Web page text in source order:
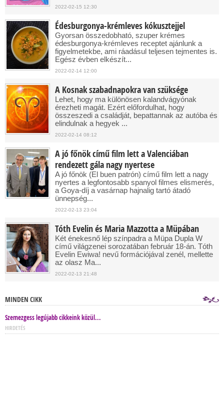
2022-02-15 12:30
Édesburgonya-krémleves kókusztejjel
Gyorsan összedobható, szuper krémes
édesburgonya-krémleves receptet ajánlunk a
figyelmetekbe, ami ráadásul teljesen tejmentes is.
Egész évben elkészít...
2022-02-14 12:00
A Kosnak szabadnapokra van szüksége
Lehet, hogy ma különösen kalandvágyónak
érezheti magát. Ezért előfordulhat, hogy
összeszedi a családját, bepattannak az autóba és
elindulnak a hegyek ...
2022-02-14 08:12
A jó főnök című film lett a Valenciában
rendezett gála nagy nyertese
A jó főnök (El buen patrón) című film lett a nagy
nyertes a legfontosabb spanyol filmes elismerés,
a Goya-díj a vasárnap hajnalig tartó átadó
ünnepség...
2022-02-13 23:04
Tóth Evelin és Maria Mazzotta a Müpában
Két énekesnő lép színpadra a Müpa Dupla W
című világzenei sorozatában február 18-án. Tóth
Evelin Ewiwa! nevű formációjával zenél, mellette
az olasz Ma...
2022-02-13 21:48
MINDEN CIKK
Szemezgess legújabb cikkeink közül...
HIRDETÉS